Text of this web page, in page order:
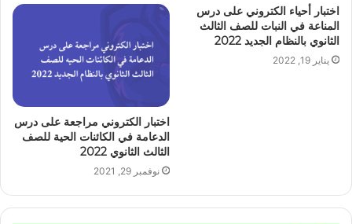
اختبار أحياء الكتروني على درس
المناعة في النبات للصف الثالث
الثانوي بالنظام الجديد 2022
يناير 19, 2022
اختبار الكتروني مراجعة على درس
الدعامة في الكائنات الحية للصف
الثالث الثانوي 2022
نوفمبر 29, 2021